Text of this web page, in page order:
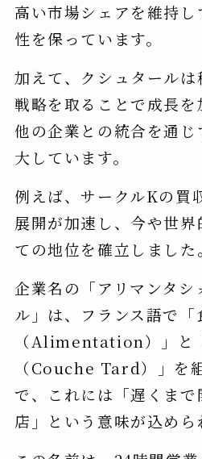
高い市場シェアを維持
性を保っています。
加えて、クシュタール
戦略を取ることで成長を
他の企業との統合を通
大しています。
例えば、サークルKの買
展開が加速し、今や世界
ての地位を確立しました。
企業名の「アリマンタシ
ル」は、フランス語で「
（Alimentation）」と
（Couche Tard）」を
で、これには「遅くまで
店」という意味が込めら